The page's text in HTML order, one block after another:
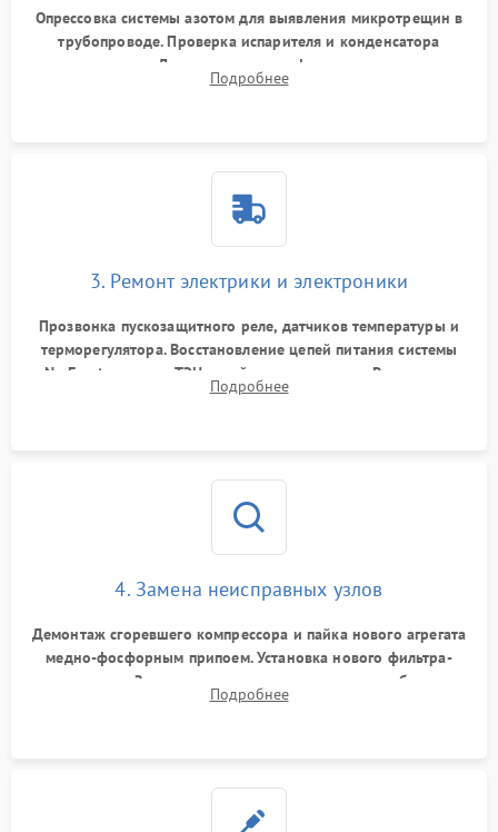
Опрессовка системы азотом для выявления микротрещин в
трубопроводе. Проверка испарителя и конденсатора
течеискателем. Демонтаж старого фильтра-осушителя и
продувка капиллярной трубки для устранения засоров.
Подробнее
3. Ремонт электрики и электроники
Прозвонка пускозащитного реле, датчиков температуры и
терморегулятора. Восстановление цепей питания системы
No Frost, включая ТЭН оттайки и вентилятор. Ремонт или
замена платы управления при сбоях алгоритмов.
Подробнее
4. Замена неисправных узлов
Демонтаж сгоревшего компрессора и пайка нового агрегата
медно-фосфорным припоем. Установка нового фильтра-
осушителя. Замена изношенных вентиляторов обдува,
сломанных заслонок или поврежденных дверных петель.
Подробнее